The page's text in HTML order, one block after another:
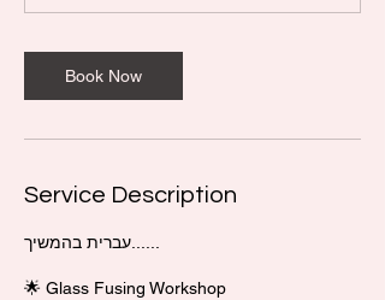
m
n
Book Now
Service Description
עברית בהמשיך......
🌟 Glass Fusing Workshop